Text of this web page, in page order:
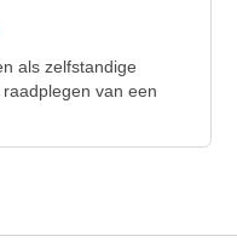
als zelfstandige
van een